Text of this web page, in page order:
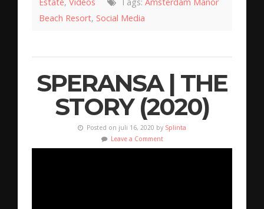
Beach Resort, Social Media
SPERANSA | THE
STORY (2020)
Posted on juli 16, 2020 by Splinta
Leave a Comment